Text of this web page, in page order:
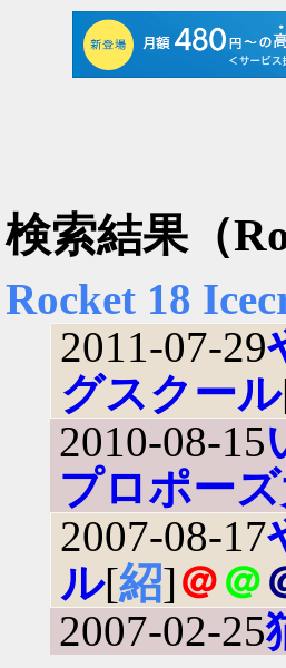
検索結果（
Rocket 18
2011-07-29
グスクール
2010-08-15
プロポー
2007-08-17
ル[紹]＠＠
2007-02-25